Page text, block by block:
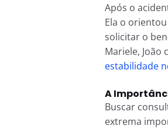
Após o
Ela o
solicitar o
Mariele, João
estabilidade
A
Buscar
extrema